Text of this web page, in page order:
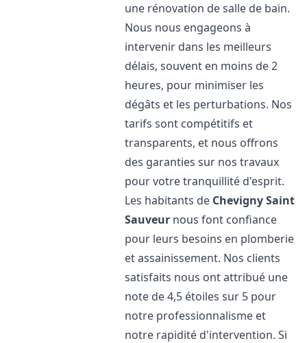
une rénovation de salle de bain.
Nous nous engageons à
intervenir dans les meilleurs
délais, souvent en moins de 2
heures, pour minimiser les
dégâts et les perturbations. Nos
tarifs sont compétitifs et
transparents, et nous offrons
des garanties sur nos travaux
pour votre tranquillité d'esprit.
Les habitants de Chevigny Saint
Sauveur nous font confiance
pour leurs besoins en plomberie
et assainissement. Nos clients
satisfaits nous ont attribué une
note de 4,5 étoiles sur 5 pour
notre professionnalisme et
notre rapidité d'intervention. Si